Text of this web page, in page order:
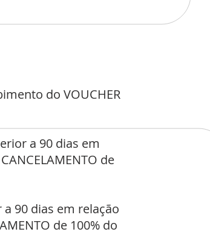
do VOUCHER
a 90 dias em
de
90 dias em relação
de 100% do